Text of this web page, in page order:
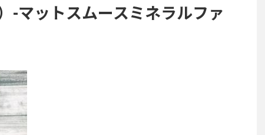
-マットスムースミネラルファ